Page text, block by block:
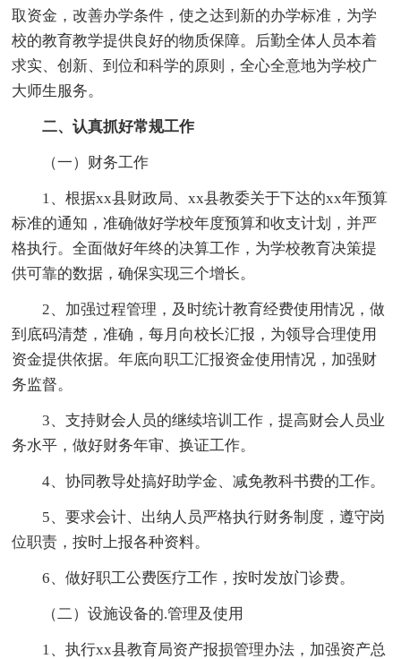
取资金，改善办学条件，使之达到新的办学标准，为学
校的教育教学提供良好的物质保障。后勤全体人员本着
求实、创新、到位和科学的原则，全心全意地为学校广
大师生服务。
二、认真抓好常规工作
（一）财务工作
1、根据xx县财政局、xx县教委关于下达的xx年预算
标准的通知，准确做好学校年度预算和收支计划，并严
格执行。全面做好年终的决算工作，为学校教育决策提
供可靠的数据，确保实现三个增长。
2、加强过程管理，及时统计教育经费使用情况，做
到底码清楚，准确，每月向校长汇报，为领导合理使用
资金提供依据。年底向职工汇报资金使用情况，加强财
务监督。
3、支持财会人员的继续培训工作，提高财会人员业
务水平，做好财务年审、换证工作。
4、协同教导处搞好助学金、减免教科书费的工作。
5、要求会计、出纳人员严格执行财务制度，遵守岗
位职责，按时上报各种资料。
6、做好职工公费医疗工作，按时发放门诊费。
（二）设施设备的.管理及使用
1、执行xx县教育局资产报损管理办法，加强资产总